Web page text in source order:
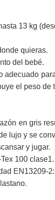
13 kg
quieras.
del bebé.
adecuado
el peso
en gris
lujo y se
y jugar.
100 clase1.
EN13209-